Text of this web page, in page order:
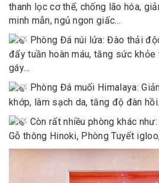
thanh lọc cơ thể, chống lão hóa,
minh mẫn, ngủ ngon giấc…
Phòng Đá núi lửa: Đào thải
đẩy tuần hoàn máu, tăng sức
gáy…
Phòng Đá muối Himalaya:
khớp, làm sạch da, tăng độ đàn
Còn rất nhiều phòng khác
Gỗ thông Hinoki, Phòng Tuyết